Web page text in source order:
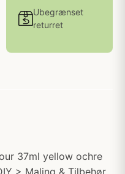
Ubegrænset
returret
37ml yellow ochre
> Maling & Tilbehør